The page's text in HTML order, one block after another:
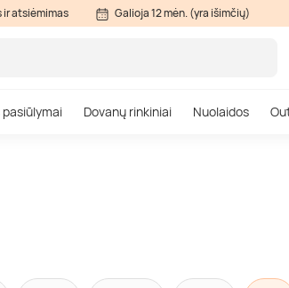
ir atsiėmimas Galioja 12 mėn. (yra išimčių)
pasiūlymai Dovanų rinkiniai Nuolaidos